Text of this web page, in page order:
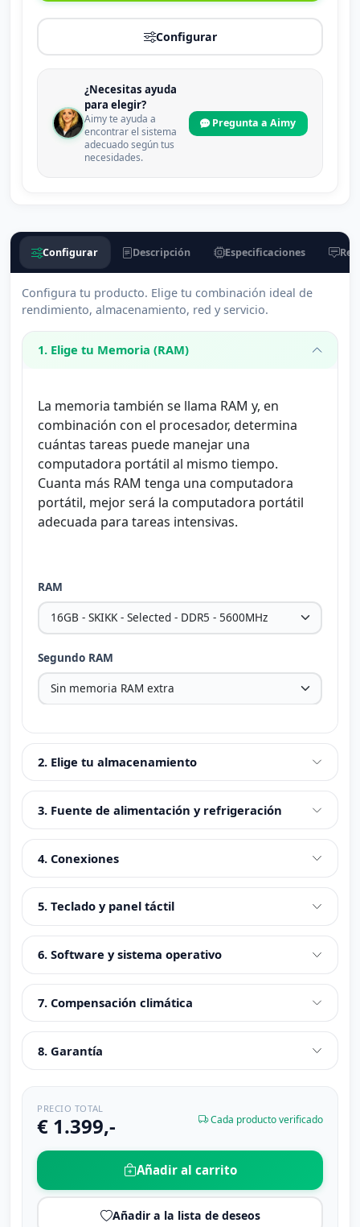
Configurar
¿Necesitas ayuda
para elegir?
Aimy te ayuda a
encontrar el sistema
adecuado según tus
necesidades.
Pregunta a Aimy
Configurar Descripción Especificaciones
Configura tu producto. Elige tu combinación ideal de
rendimiento, almacenamiento, red y servicio.
1. Elige tu Memoria (RAM)
La memoria también se llama RAM y, en
combinación con el procesador, determina
cuántas tareas puede manejar una
computadora portátil al mismo tiempo.
Cuanta más RAM tenga una computadora
portátil, mejor será la computadora portátil
adecuada para tareas intensivas.
RAM
Segundo RAM
2. Elige tu almacenamiento
3. Fuente de alimentación y refrigeración
4. Conexiones
5. Teclado y panel táctil
6. Software y sistema operativo
7. Compensación climática
8. Garantía
PRECIO TOTAL
€ 1.399,- Cada producto verificado
Añadir al carrito
Añadir a la lista de deseos